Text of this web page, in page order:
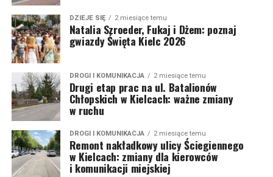
DZIEJE SIĘ 2 miesiące temu
Natalia Szroeder, Fukaj i Dżem: poznaj
gwiazdy Święta Kielc 2026
DROGI I KOMUNIKACJA 2 miesiące temu
Drugi etap prac na ul. Batalionów
Chłopskich w Kielcach: ważne zmiany
w ruchu
DROGI I KOMUNIKACJA 2 miesiące temu
Remont nakładkowy ulicy Ściegiennego
w Kielcach: zmiany dla kierowców
i komunikacji miejskiej